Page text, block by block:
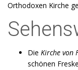
Orthodoxen Kirche
Die Kirche von
schönen